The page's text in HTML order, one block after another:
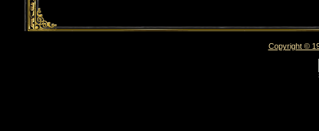
Copyright ©